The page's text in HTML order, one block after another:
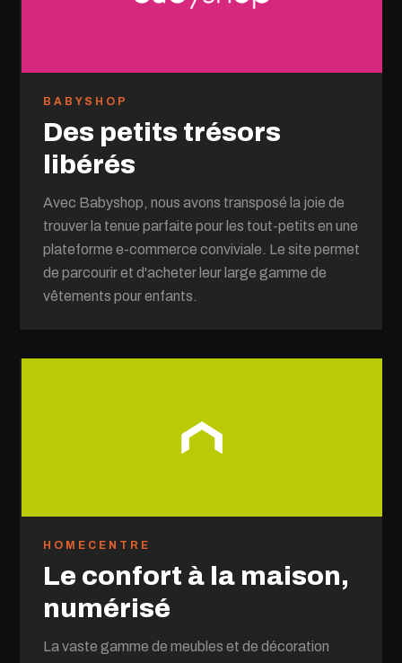
BABYSHOP
Des petits trésors
libérés
Avec Babyshop, nous avons transposé la joie de
trouver la tenue parfaite pour les tout-petits en une
plateforme e-commerce conviviale. Le site permet
de parcourir et d'acheter leur large gamme de
vêtements pour enfants.
HOMECENTRE
Le confort à la maison,
numérisé
La vaste gamme de meubles et de décoration